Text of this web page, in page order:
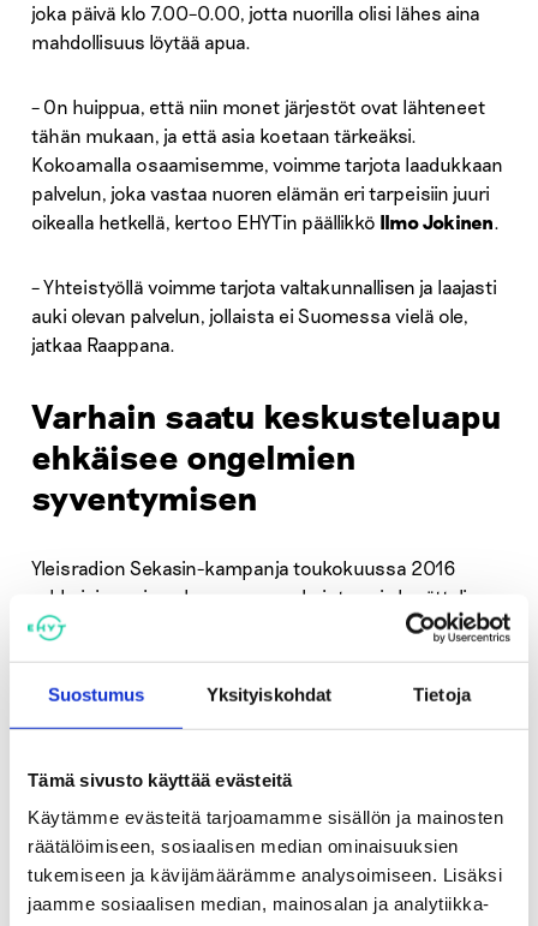
Suostumus Yksityiskohdat Tietoja
Tämä sivusto käyttää evästeitä
Käytämme evästeitä tarjoamamme sisällön ja mainosten
räätälöimiseen, sosiaalisen median ominaisuuksien
tukemiseen ja kävijämäärämme analysoimiseen. Lisäksi
jaamme sosiaalisen median, mainosalan ja analytiikka-
joka päivä klo 7.00–0.00, jotta nuorilla olisi lähes aina
mahdollisuus löytää apua.
– On huippua, että niin monet järjestöt ovat lähteneet
tähän mukaan, ja että asia koetaan tärkeäksi.
Kokoamalla osaamisemme, voimme tarjota laadukkaan
palvelun, joka vastaa nuoren elämän eri tarpeisiin juuri
oikealla hetkellä, kertoo EHYTin päällikkö Ilmo Jokinen.
– Yhteistyöllä voimme tarjota valtakunnallisen ja laajasti
auki olevan palvelun, jollaista ei Suomessa vielä ole,
jatkaa Raappana.
Varhain saatu keskusteluapu
ehkäisee ongelmien
syventymisen
Yleisradion Sekasin-kampanja toukokuussa 2016
rohkaisi nuoria puhumaan ongelmistaan ja herätteli
vaikuttajia mielenterveystyön haasteisiin. Vuosittain
mielenterveyden häiriöstä. Mielenterveyden häiriöt ovat
tärkein nuorten toimintakykyä heikentävä
– Varhain saatu keskusteluapu vähentää ongelmien
syvenemisen riskiä ja auttaa nuorta eteenpäin. Jos
keskusteluapu ei ole riittävää, niin Sekasin-chatin
päivystäjät neuvovat jatkoavun löytämisessä.
Tavoitteena on, että aina on joku jolle nuori voi kertoa